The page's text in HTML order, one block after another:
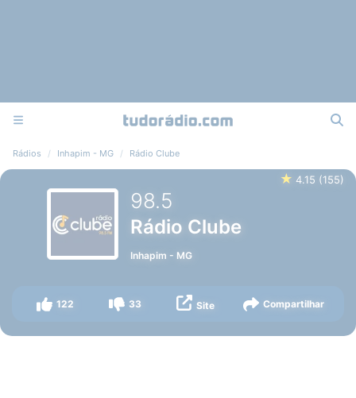
Rádios Inhapim - MG Rádio Clube
★ 4.15 (155)
98.5
Rádio Clube
Inhapim - MG
122 33 Site Compartilhar